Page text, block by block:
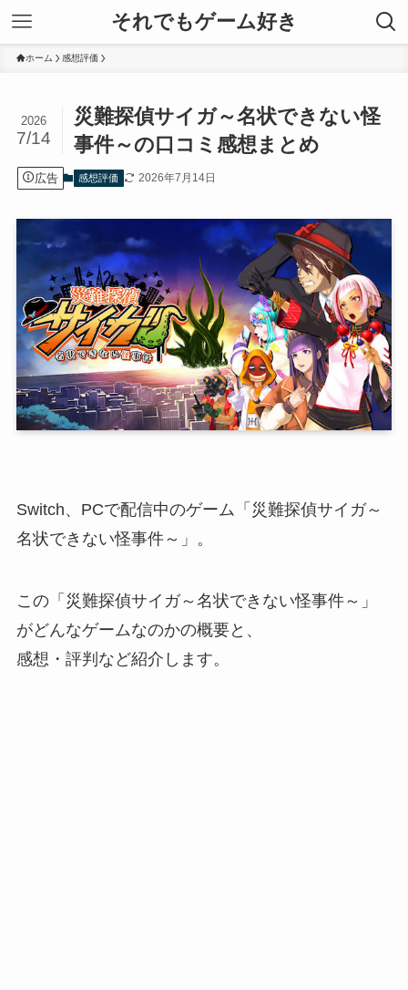
それでもゲーム好き
ホーム 感想評価
災難探偵サイガ～名状できない怪
事件～の口コミ感想まとめ
2026
7/14
広告 感想評価 2026年7月14日
Switch、PCで配信中のゲーム「 災難探偵サイガ～
名状できない怪事件～ 」。
この「災難探偵サイガ～名状できない怪事件～」
がどんなゲームなのかの概要と、
感想・評判など紹介します。